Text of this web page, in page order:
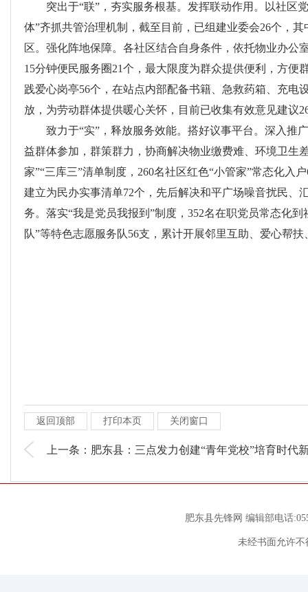
突出于“联”，夯实服务根基。发挥联动作用。以社区
体”齐抓共管治理机制，截至目前，已组建业委会26个，
区。强化阵地保障。各社区结合自身条件，依托物业办公
15分钟便民服务圈21个，最大限度为群众提供便利，方
践爱心岗亭56个，在站点内部配备书籍、急救药箱、充电
放，为劳动群体提供暖心关怀，目前已收集有效意见建议
致力于“实”，释放服务效能。搭好议事平台。深入推
益群体参加，群策群力，协商解决物业缴费难、环境卫生
家”“三库三”清单制度，260名社区红色“小管家”常态化入
建立为民办实事清单72个，先后解决和平广场噪音扰民、
务。落实“我是党员我报到”制度，352名在职党员常态化
队”等特色志愿服务队56支，累计开展邻里互助、爱心帮
返回顶部 打印本页 关闭窗口
上一条：肥东县：三点发力创建“青年党校”培育时代
肥东县先锋网 编辑部电话
未经书面允许不